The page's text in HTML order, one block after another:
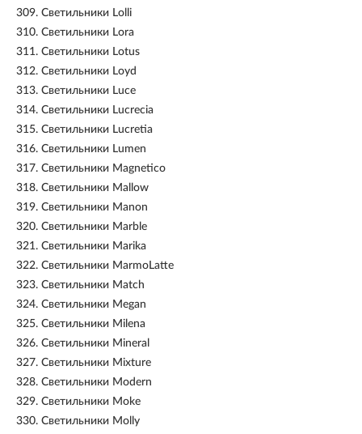
309. Светильники Lolli
310. Светильники Lora
311. Светильники Lotus
312. Светильники Loyd
313. Светильники Luce
314. Светильники Lucrecia
315. Светильники Lucretia
316. Светильники Lumen
317. Светильники Magnetico
318. Светильники Mallow
319. Светильники Manon
320. Светильники Marble
321. Светильники Marika
322. Светильники MarmoLatte
323. Светильники Match
324. Светильники Megan
325. Светильники Milena
326. Светильники Mineral
327. Светильники Mixture
328. Светильники Modern
329. Светильники Moke
330. Светильники Molly